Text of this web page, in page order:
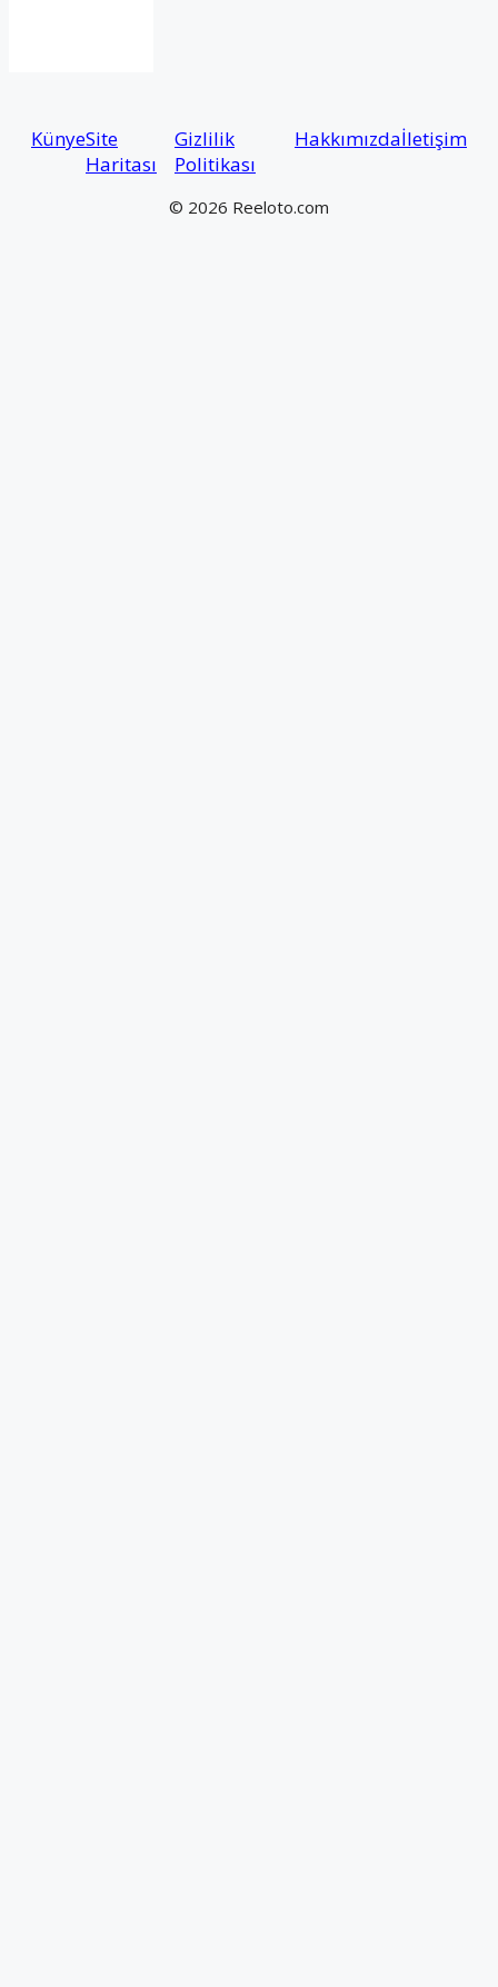
© 2026 Reeloto.com
KünyeSite
Haritası
Gizlilik
Politikası
Hakkımızdaİletişim